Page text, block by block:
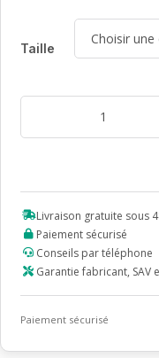
Taille
Chaussure
Donjoy
PodaPro
Livraison gratuite sous
Paiement sécurisé
Conseils par téléphone
Garantie fabricant, SAV
Paiement sécurisé